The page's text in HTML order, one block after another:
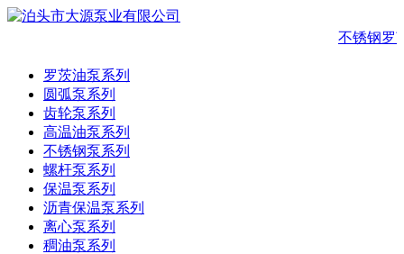
不锈钢罗
罗茨油泵系列
圆弧泵系列
齿轮泵系列
高温油泵系列
不锈钢泵系列
螺杆泵系列
保温泵系列
沥青保温泵系列
离心泵系列
稠油泵系列